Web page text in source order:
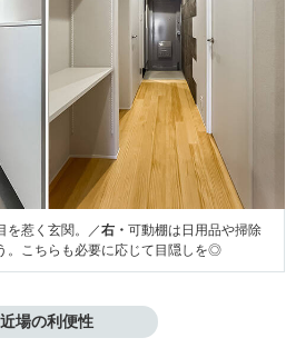
を惹く玄関。／右・ 可動棚は日用品や掃除
。こちらも必要に応じて目隠しを◎
近場の利便性